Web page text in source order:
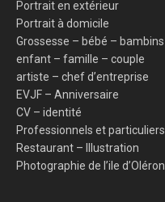
Portrait en extérieur
Portrait à domicile
Grossesse – bébé – bambins
enfant – famille – couple
artiste – chef d’entreprise
EVJF – Anniversaire
CV – identité
Professionnels et particuliers
Restaurant – Illustration
Photographie de l’ile d’Oléron